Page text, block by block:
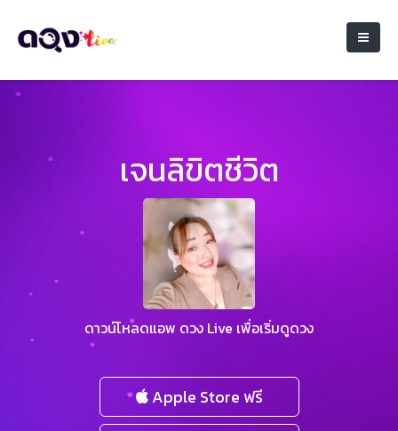
เจนลิขิตชีวิต
ดาวน์โหลดแอพ ดวง Live เพื่อเริ่มดูดวง
Apple Store ฟรี